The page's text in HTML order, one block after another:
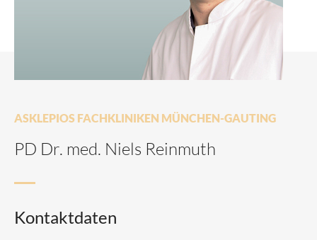
ASKLEPIOS FACHKLINIKEN MÜNCHEN-GAUTING
PD Dr. med. Niels Reinmuth
Kontaktdaten